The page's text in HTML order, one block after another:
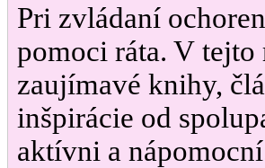
Pri zvládaní
pomoci ráta. V
zaujímavé knihy,
inšpirácie od
aktívni a